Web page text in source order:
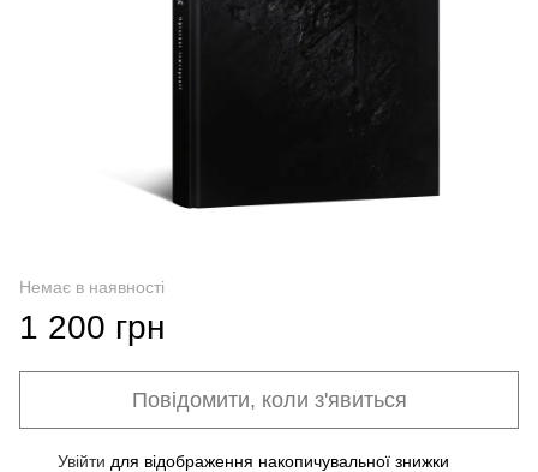
Немає в наявності
1 200 грн
Повідомити, коли з'явиться
Увійти для відображення накопичувальної знижки